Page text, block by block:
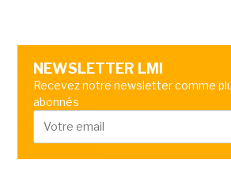
NEWSLETTER LMI
Recevez notre newsletter comme
abonnés